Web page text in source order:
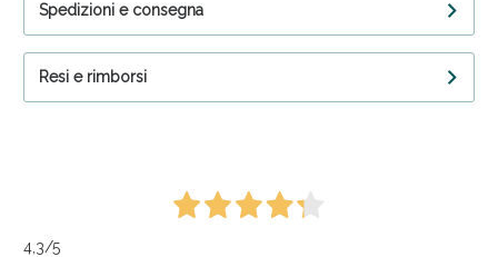
Spedizioni e consegna
Resi e rimborsi
4,3/5